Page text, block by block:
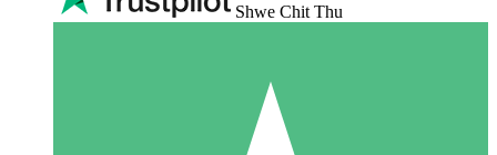
Shwe Chit Thu